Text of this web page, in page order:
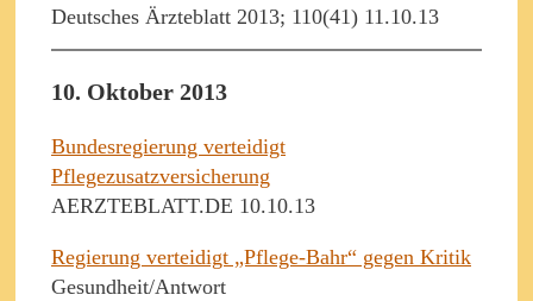
Deutsches Ärzteblatt 2013; 110(41) 11.10.13
10. Oktober 2013
Bundesregierung verteidigt
Pflegezusatzversicherung
AERZTEBLATT.DE 10.10.13
Regierung verteidigt „Pflege-Bahr“ gegen Kritik
Gesundheit/Antwort